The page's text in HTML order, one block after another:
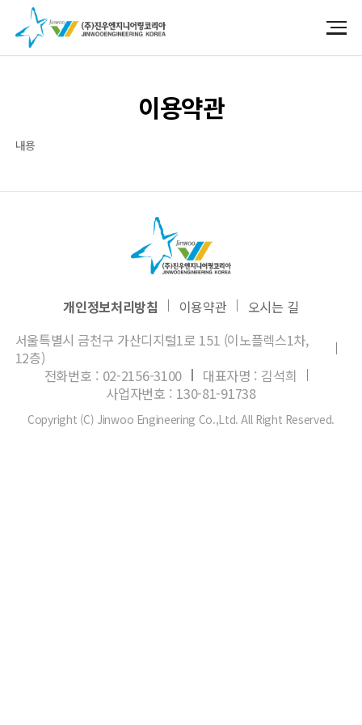
이용약관
내용
서울특별시 금천구 가산디지털1로 151 (이노플렉스1차,
12층)
전화번호 : 02-2156-3100
대표자명 : 김석희
사업자번호 : 130-81-91738
개인정보처리방침 이용약관 오시는 길
Copyright (C) Jinwoo Engineering Co.,Ltd. All Right Reserved.